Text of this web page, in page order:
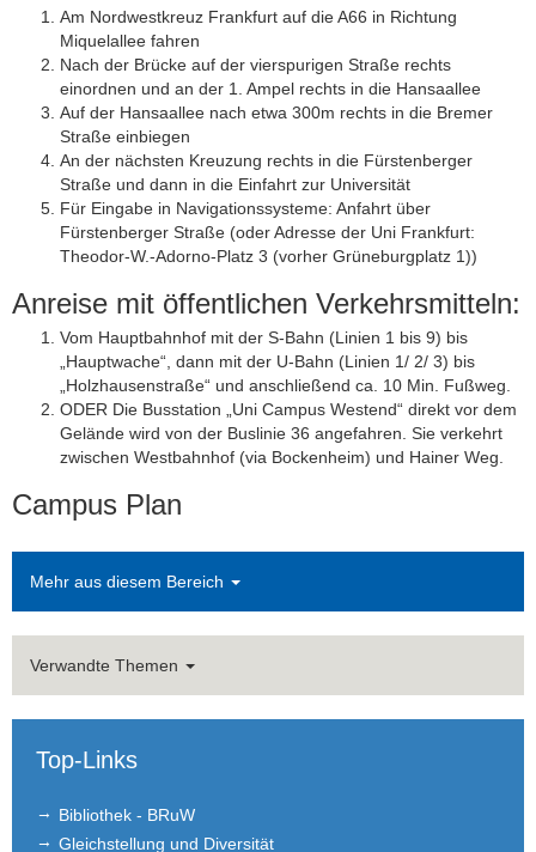
Am Nordwestkreuz Frankfurt auf die A66 in Richtung
Miquelallee fahren
Nach der Brücke auf der vierspurigen Straße rechts
einordnen und an der 1. Ampel rechts in die Hansaallee
Auf der Hansaallee nach etwa 300m rechts in die Bremer
Straße einbiegen
An der nächsten Kreuzung rechts in die Fürstenberger
Straße und dann in die Einfahrt zur Universität
Für Eingabe in Navigationssysteme: Anfahrt über
Fürstenberger Straße (oder Adresse der Uni Frankfurt:
Theodor-W.-Adorno-Platz 3 (vorher Grüneburgplatz 1))
Anreise mit öffentlichen Verkehrsmitteln:
Vom Hauptbahnhof mit der S-Bahn (Linien 1 bis 9) bis
„Hauptwache“, dann mit der U-Bahn (Linien 1/ 2/ 3) bis
„Holzhausenstraße“ und anschließend ca. 10 Min. Fußweg.
ODER Die Busstation „Uni Campus Westend“ direkt vor dem
Gelände wird von der Buslinie 36 angefahren. Sie verkehrt
zwischen Westbahnhof (via Bockenheim) und Hainer Weg.
Campus Plan
Mehr aus diesem Bereich
Verwandte Themen
Top-Links
Bibliothek - BRuW
Gleichstellung und Diversität